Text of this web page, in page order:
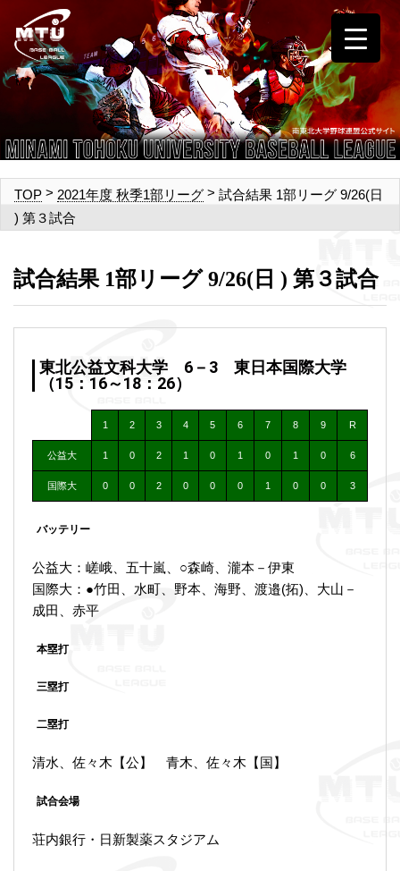
TOP > 2021年度 秋季1部リーグ > 試合結果 1部リーグ 9/26(日
) 第３試合
試合結果 1部リーグ 9/26(日 ) 第３試合
東北公益文科大学 6－3 東日本国際大学
（15：16～18：26）
1 2 3 4 5 6 7 8 9 R
公益大 1 0 2 1 0 1 0 1 0 6
国際大 0 0 2 0 0 0 1 0 0 3
バッテリー
公益大：嵯峨、五十嵐、○森崎、瀧本－伊東
国際大：●竹田、水町、野本、海野、渡邉(拓)、大山－
成田、赤平
本塁打
三塁打
二塁打
清水、佐々木【公】 青木、佐々木【国】
試合会場
荘内銀行・日新製薬スタジアム